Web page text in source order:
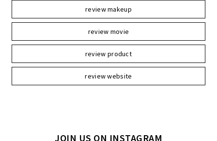
review makeup
review movie
review product
review website
JOIN US ON INSTAGRAM